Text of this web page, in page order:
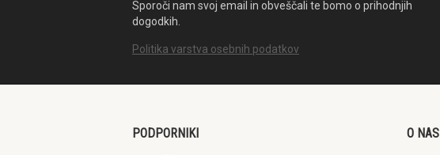
Sporoči nam svoj email in obveščali te bomo o prihodnjih
dogodkih.
Politika varstva osebnih podatkov
PODPORNIKI O NAS